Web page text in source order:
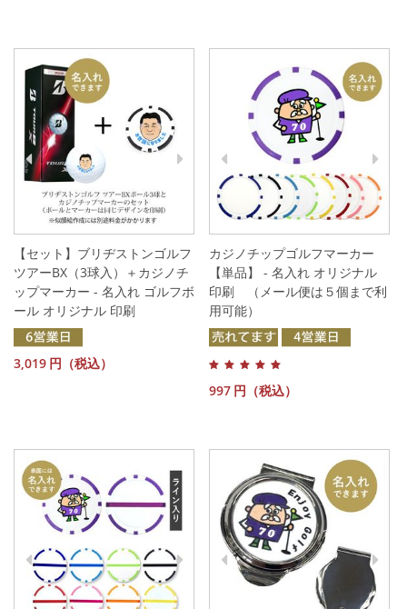
【セット】ブリヂストンゴルフ
ツアーBX（3球入）＋カジノチ
ップマーカー - 名入れ ゴルフボ
ール オリジナル 印刷
3,019 円（税込）
カジノチップゴルフマーカー
【単品】 - 名入れ オリジナル
印刷 （メール便は５個まで利
用可能）
997 円（税込）